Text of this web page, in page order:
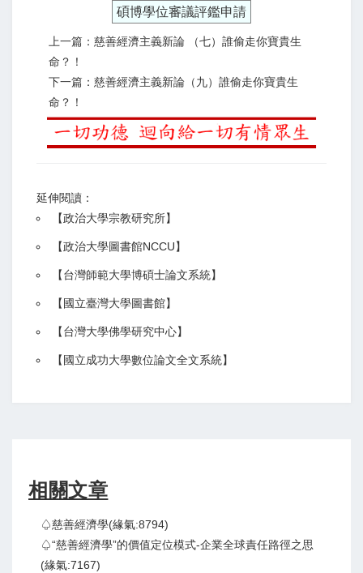
碩博學位審議評鑑申請
上一篇：慈善經濟主義新論 （七）誰偷走你寶貴生
命？！
下一篇：慈善經濟主義新論（九）誰偷走你寶貴生
命？！
延伸閱讀：
【政治大學宗教研究所】
【政治大學圖書館NCCU】
【台灣師範大學博碩士論文系統】
【 國立臺灣大學圖書館】
【台灣大學佛學研究中心】
【 國立成功大學數位論文全文系統】
相關文章
♤慈善經濟學(緣氣:8794)
♤“慈善經濟學”的價值定位模式-企業全球責任路徑之思
(緣氣:7167)